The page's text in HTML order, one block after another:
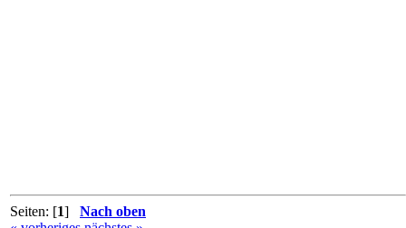
Seiten: [1] Nach oben